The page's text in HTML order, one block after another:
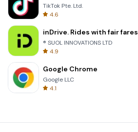
TikTok Pte. Ltd.
4.6
inDrive. Rides with fair fares
® SUOL INNOVATIONS LTD
4.9
Google Chrome
Google LLC
4.1